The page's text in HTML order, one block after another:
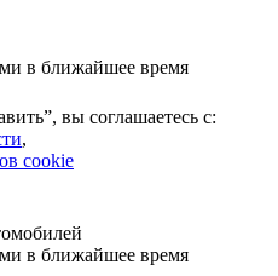
в ближайшее время
вы соглашаетесь с:
,
cookie
в ближайшее время